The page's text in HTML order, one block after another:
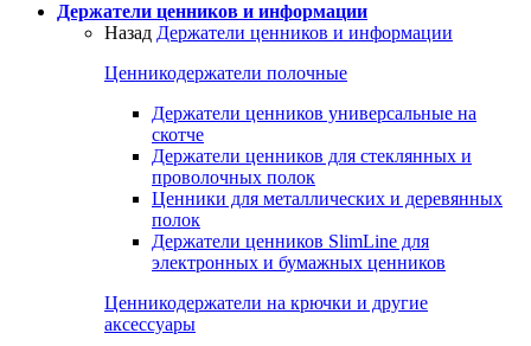
Держатели ценников и информации
Назад Держатели ценников и информации
Ценникодержатели полочные
Держатели ценников универсальные на
скотче
Держатели ценников для стеклянных и
проволочных полок
Ценники для металлических и деревянных
полок
Держатели ценников SlimLine для
электронных и бумажных ценников
Ценникодержатели на крючки и другие
аксессуары